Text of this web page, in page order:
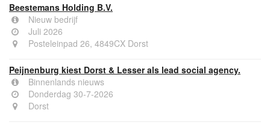
Beestemans Holding B.V.
Nieuw bedrijf
Juli 2026
Posteleinpad 26, 4849CX Dorst
Peijnenburg kiest Dorst & Lesser als lead social agency.
Binnenlands nieuws
Donderdag 30-7-2026
Dorst